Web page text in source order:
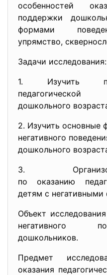
особенностей
поддержки
формами
упрямство,
Задачи исследования:
1. Изучить
дошкольного
2. Изучить основные
негативного
дошкольного
3.
по оказанию
детям с
Объект
негативного
дошкольников.
Предмет
оказания